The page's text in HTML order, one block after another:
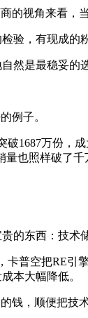
视角来看，
，有现成的粉
是最稳妥的选
例子。
万份，成
也照样破了千
东西：技术储
空把RE引擎
本大幅降低。
，顺便把技术